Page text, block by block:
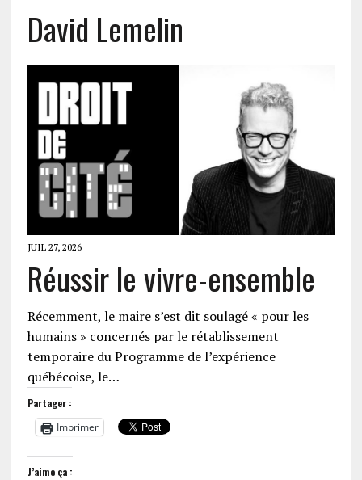
David Lemelin
JUIL 27, 2026
Réussir le vivre-ensemble
Récemment, le maire s’est dit soulagé « pour les
humains » concernés par le rétablissement
temporaire du Programme de l’expérience
québécoise, le…
Partager :
Imprimer
J’aime ça :